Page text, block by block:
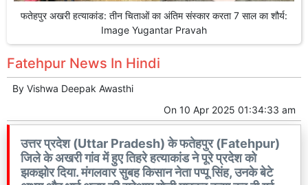
फतेहपुर अखरी हत्याकांड: तीन चिताओं का अंतिम संस्कार करता 7 साल का शौर्य:
Image Yugantar Pravah
Fatehpur News In Hindi
By Vishwa Deepak Awasthi
On 10 Apr 2025 01:34:33 am
उत्तर प्रदेश (Uttar Pradesh) के फतेहपुर (Fatehpur)
जिले के अखरी गांव में हुए तिहरे हत्याकांड ने पूरे प्रदेश को
झकझोर दिया. मंगलवार सुबह किसान नेता पप्पू सिंह, उनके बेटे